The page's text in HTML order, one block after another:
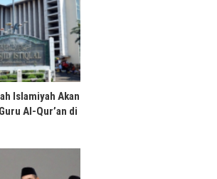
Islamiyah Akan
Al-Qur’an di